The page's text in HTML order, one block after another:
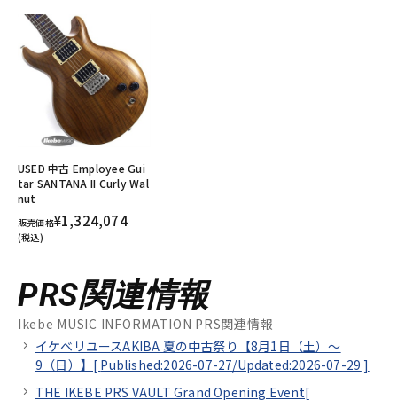
USED 中古 Employee Gui
tar SANTANA II Curly Wal
nut
販売価格¥1,324,074
(税込)
PRS関連情報
Ikebe MUSIC INFORMATION PRS関連情報
イケベリユースAKIBA 夏の中古祭り【8月1日（土）～
9（日）】[ Published:2026-07-27/Updated:2026-07-29 ]
THE IKEBE PRS VAULT Grand Opening Event[